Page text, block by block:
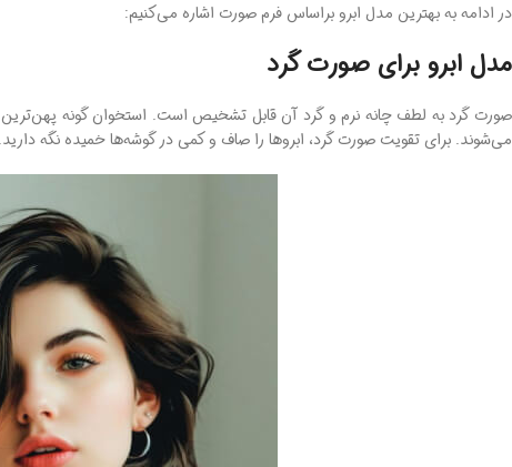
در ادامه به بهترین مدل ابرو براساس فرم صورت اشاره می‌کنیم:
مدل ابرو برای صورت گرد
صورت گرد به لطف چانه نرم و گرد آن قابل تشخیص است. استخوان گونه
می‌شوند. برای تقویت صورت گرد، ابروها را صاف و کمی در گوشه‌ها خمیده نگه